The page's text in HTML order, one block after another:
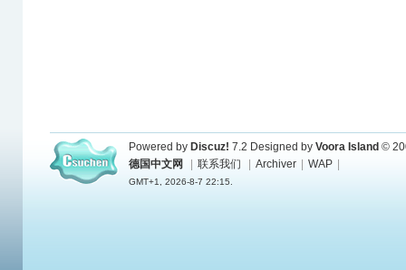
Powered by Discuz! 7.2 Designed by Voora Island ©
德国中文网
联系我们 Archiver WAP
GMT+1, 2026-8-7 22:15.